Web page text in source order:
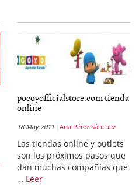
pocoyofficialstore.com tienda
online
18 May 2011 Ana Pérez Sánchez
Las tiendas online y outlets
son los próximos pasos que
dan muchas compañías que
… Leer